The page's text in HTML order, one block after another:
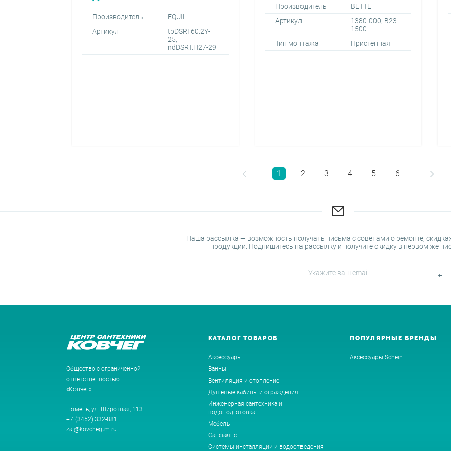
Производитель
EQUIL
Артикул
tpDSRT60.2Y-
25,
ndDSRT.H27-29
Производитель
BETTE
Артикул
1380-000, B23-
1500
Тип монтажа
Пристенная
1 2 3 4 5 6
Наша рассылка — возможность получать письма с советами о ремонте,
продукции. Подпишитесь на рассылку и получите скидку в первом же
Общество с ограниченной
ответственностью
«Ковчег»
Тюмень, ул. Широтная, 113
+7 (3452) 332-881
zal@kovchegtm.ru
КАТАЛОГ ТОВАРОВ
Аксессуары
Ванны
Вентиляция и отопление
Душевые кабины и ограждения
Инженерная сантехника и
водоподготовка
Мебель
Санфаянс
Системы инсталляции и водоотведения
ПОПУЛЯРНЫЕ БРЕНДЫ
Аксессуары Schein